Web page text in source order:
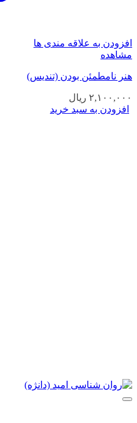
افزودن به علاقه مندی ها
مشاهده
هنر نامطمئن بودن (تندیس)
۲,۱۰۰,۰۰۰ ریال
افزودن به سبد خرید